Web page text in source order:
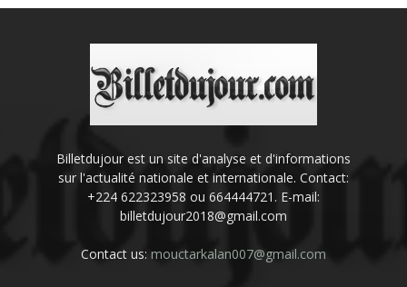
Billetdujour est un site d'analyse et d'informations
sur l'actualité nationale et internationale. Contact:
+224 622323958 ou 664444721. E-mail:
billetdujour2018@gmail.com
Contact us: mouctarkalan007@gmail.com